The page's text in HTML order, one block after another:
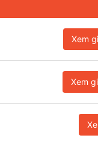
Xem
Xem